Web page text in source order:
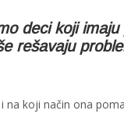
deci koji
rešavaju
koji način ona